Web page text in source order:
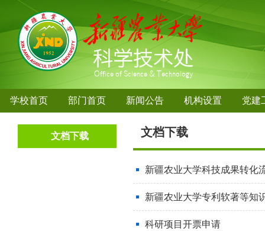
学校首页 部门首页 新闻公告 机构设置 党建
文档下载 文档下载
新疆农业大学科技成果转化
新疆农业大学专利软著等知
科研项目开票申请